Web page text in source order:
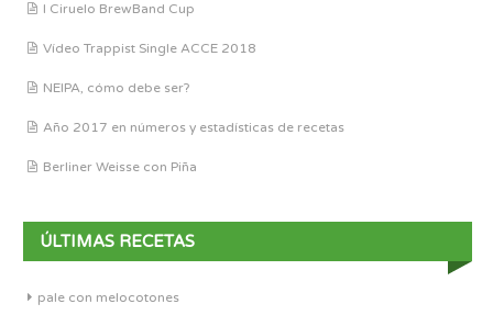
I Ciruelo BrewBand Cup
Vídeo Trappist Single ACCE 2018
NEIPA, cómo debe ser?
Año 2017 en números y estadísticas de recetas
Berliner Weisse con Piña
ÚLTIMAS RECETAS
pale con melocotones